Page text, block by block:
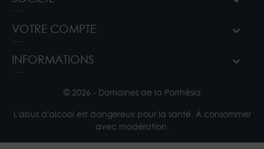
VOTRE COMPTE
INFORMATIONS
© 2026 - Domaines de la Parrhèsia
L'abus d'alcool est dangereux pour la santé. À consommer
avec modération.